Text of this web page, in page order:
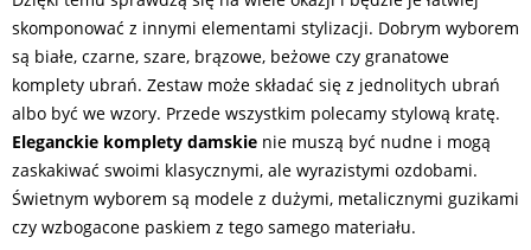
skomponować z innymi elementami stylizacji. Dobrym wyborem
są białe, czarne, szare, brązowe, beżowe czy granatowe
komplety ubrań. Zestaw może składać się z jednolitych ubrań
albo być we wzory. Przede wszystkim polecamy stylową kratę.
Eleganckie komplety damskie nie muszą być nudne i mogą
zaskakiwać swoimi klasycznymi, ale wyrazistymi ozdobami.
Świetnym wyborem są modele z dużymi, metalicznymi guzikami
czy wzbogacone paskiem z tego samego materiału.